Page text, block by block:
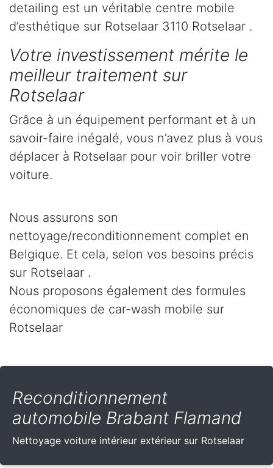
detailing est un véritable centre mobile
d’esthétique sur Rotselaar 3110 Rotselaar .
Votre investissement mérite le
meilleur traitement sur
Rotselaar
Grâce à un équipement performant et à un
savoir-faire inégalé, vous n’avez plus à vous
déplacer à Rotselaar pour voir briller votre
voiture.
Nous assurons son
nettoyage/reconditionnement complet en
Belgique. Et cela, selon vos besoins précis
sur Rotselaar .
Nous proposons également des formules
économiques de car-wash mobile sur
Rotselaar
Reconditionnement
automobile Brabant Flamand
Nettoyage voiture intérieur extérieur sur Rotselaar